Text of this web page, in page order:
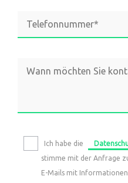
Ich habe die
stimme mit der Anfrage
E-Mails mit